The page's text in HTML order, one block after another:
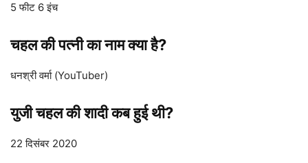
5 फीट 6 इंच
चहल की पत्नी का नाम क्या है?
धनश्री वर्मा (YouTuber)
युजी चहल की शादी कब हुई थी?
22 दिसंबर 2020